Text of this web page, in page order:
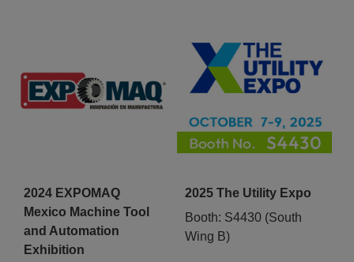
2024 EXPOMAQ
Mexico Machine Tool
and Automation
Exhibition
2025 The Utility Expo
Booth: S4430 (South
Wing B)